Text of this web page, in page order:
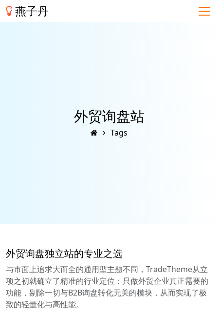
燕子丹
外贸询盘站
Tags
外贸询盘独立站的专业之选
与市面上追求大而全的通用型主题不同，TradeTheme从立
项之初就确立了精准的行业定位：只做外贸企业真正需要的
功能，剔除一切与B2B询盘转化无关的模块，从而实现了极
致的轻量化与高性能。